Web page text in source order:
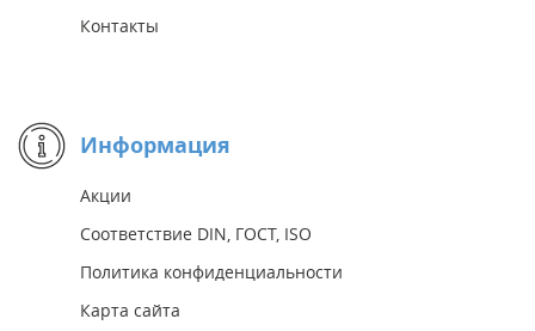
Контакты
Информация
Акции
Соответствие DIN, ГОСТ, ISO
Политика конфиденциальности
Карта сайта